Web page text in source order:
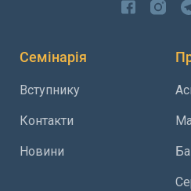
Семінарія
Вступнику
Контакти
Новини